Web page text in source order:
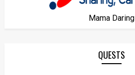
Mama Daring
QUESTS